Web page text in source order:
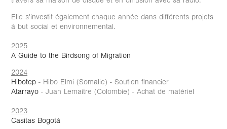
Elle s'investit également chaque année dans différents projets
à but social et environnemental.
2025
A Guide to the Birdsong of Migration
2024
Hibotep - Hibo Elmi (Somalie) - Soutien financier
Atarrayo - Juan Lemaitre (Colombie) - Achat de matériel
2023
Casitas Bogotá